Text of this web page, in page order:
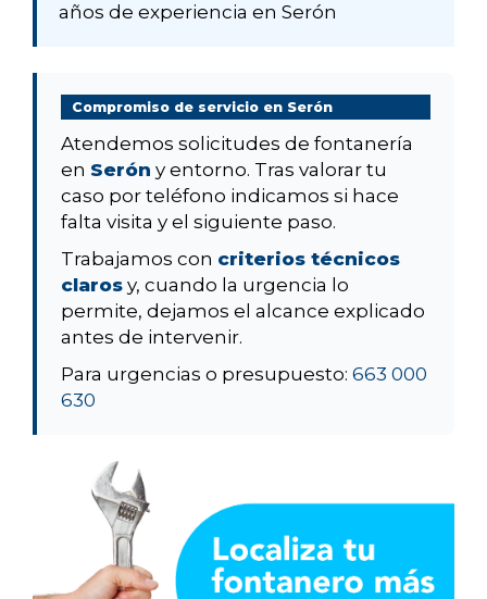
años de experiencia en Serón
Compromiso de servicio en Serón
Atendemos solicitudes de fontanería
en Serón y entorno. Tras valorar tu
caso por teléfono indicamos si hace
falta visita y el siguiente paso.
Trabajamos con criterios técnicos
claros y, cuando la urgencia lo
permite, dejamos el alcance explicado
antes de intervenir.
Para urgencias o presupuesto: 663 000
630